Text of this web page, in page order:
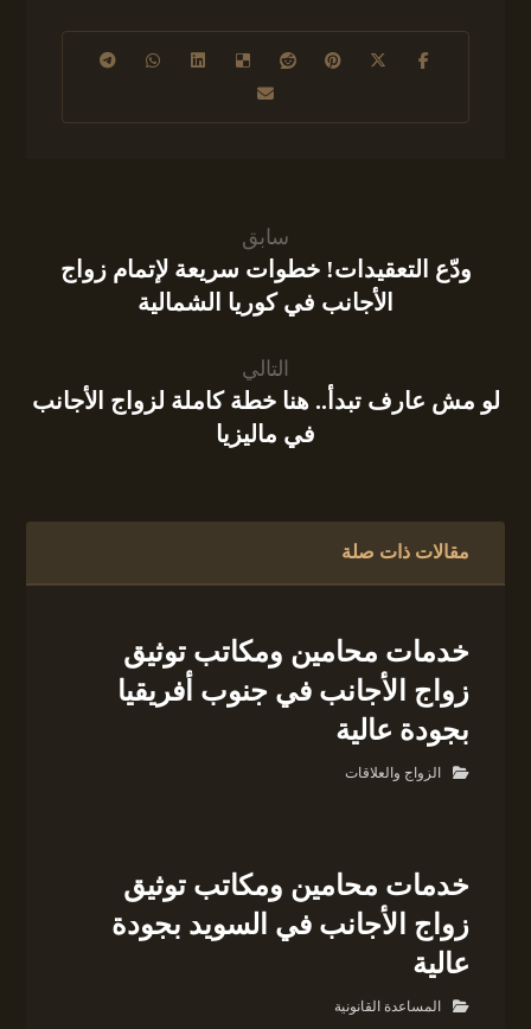
سابق
ودّع التعقيدات! خطوات سريعة لإتمام زواج
الأجانب في كوريا الشمالية
التالي
لو مش عارف تبدأ.. هنا خطة كاملة لزواج الأجانب
في ماليزيا
مقالات ذات صلة
خدمات محامين ومكاتب توثيق
زواج الأجانب في جنوب أفريقيا
بجودة عالية
الزواج والعلاقات
خدمات محامين ومكاتب توثيق
زواج الأجانب في السويد بجودة
عالية
المساعدة القانونية